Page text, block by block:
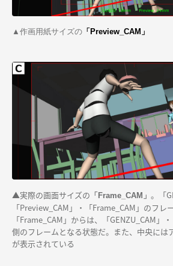
▲作画用紙サイズの 「Preview_CAM」
▲実際の画面サイズの 「Frame_CAM」 。「
「Preview_CAM」・「Frame_CAM」のフレ
「Frame_CAM」からは、「GENZU_CAM」
側のフレームとなる状態だ。また、中央には
が表示されている